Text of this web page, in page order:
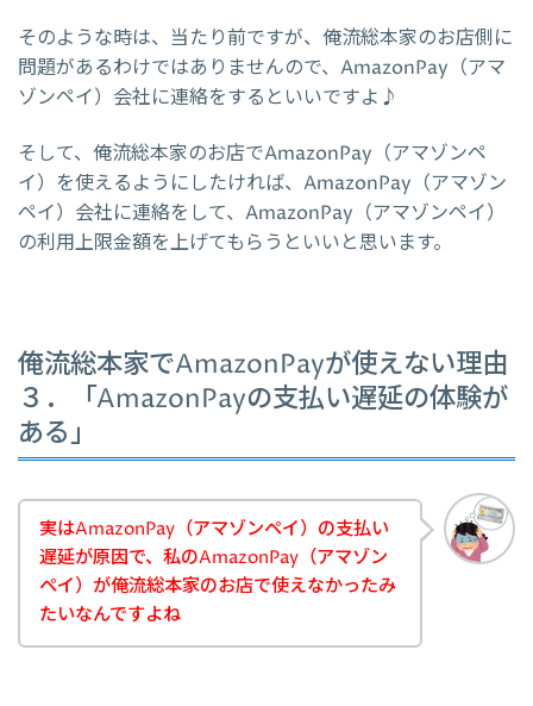
そのような時は、当たり前ですが、俺流総本家のお店側に
問題があるわけではありませんので、AmazonPay（アマ
ゾンペイ）会社に連絡をするといいですよ♪
そして、俺流総本家のお店でAmazonPay（アマゾンペ
イ）を使えるようにしたければ、AmazonPay（アマゾン
ペイ）会社に連絡をして、AmazonPay（アマゾンペイ）
の利用上限金額を上げてもらうといいと思います。
俺流総本家でAmazonPayが使えない理由
３．「AmazonPayの支払い遅延の体験が
ある」
実はAmazonPay（アマゾンペイ）の支払い
遅延が原因で、私のAmazonPay（アマゾン
ペイ）が俺流総本家のお店で使えなかったみ
たいなんですよね